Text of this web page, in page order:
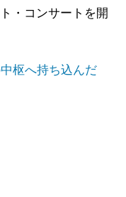
・コンサートを開
枢へ持ち込んだ